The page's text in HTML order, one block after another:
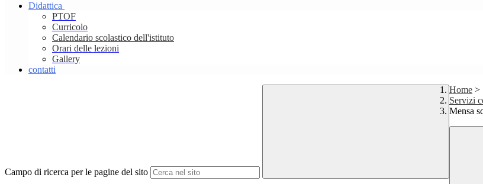
Didattica
PTOF
Curricolo
Calendario scolastico dell'istituto
Orari delle lezioni
Gallery
contatti
Campo di ricerca per le pagine del sito
Home >
Servizi
Mensa